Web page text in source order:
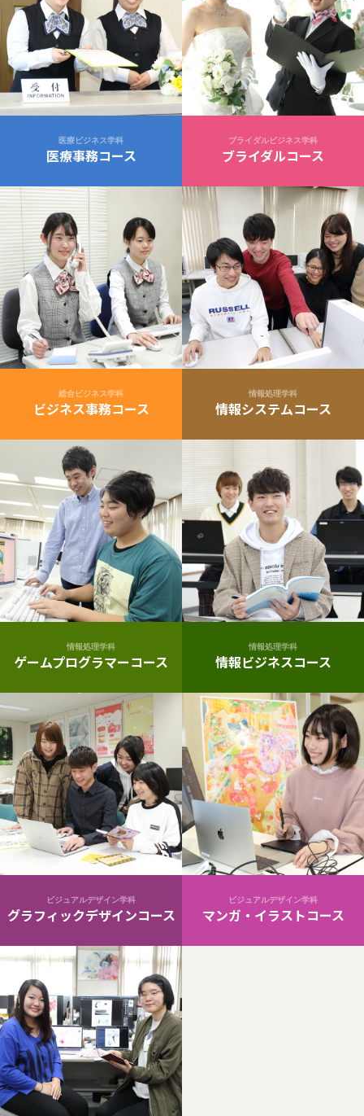
医療ビジネス学科
医療事務コース
ブライダルビジネス学科
ブライダルコース
総合ビジネス学科
ビジネス事務コース
情報処理学科
情報システムコース
情報処理学科
ゲームプログラマーコース
情報処理学科
情報ビジネスコース
ビジュアルデザイン学科
グラフィックデザインコース
ビジュアルデザイン学科
マンガ・イラストコース